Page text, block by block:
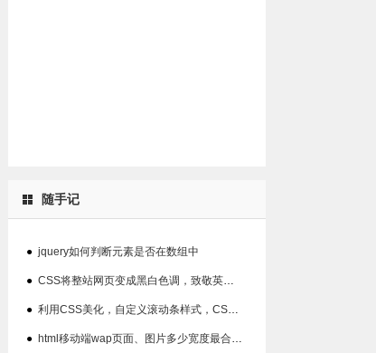
随手记
● jquery如何判断元素是否在数组中
● CSS将整站网页变成黑白色调，致敬英雄！（2020年4月4日全国哀悼日）
● 利用CSS美化，自定义滚动条样式，CSS代码分享
● html移动端wap页面、图片多少宽度最合适？【转载】